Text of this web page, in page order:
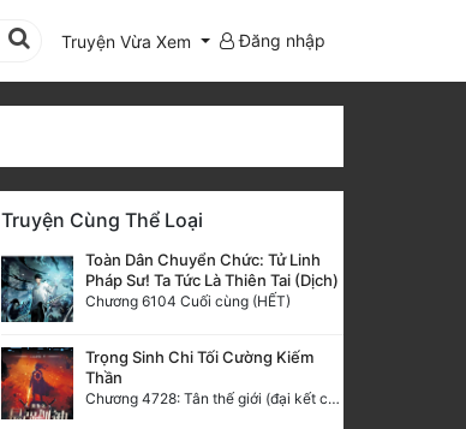
Truyện Vừa Xem Đăng nhập
Truyện Cùng Thể Loại
Toàn Dân Chuyển Chức: Tử Linh
Pháp Sư! Ta Tức Là Thiên Tai (Dịch)
Chương 6104 Cuối cùng (HẾT)
Trọng Sinh Chi Tối Cường Kiếm
Thần
Chương 4728: Tân thế giới (đại kết cục) (10)